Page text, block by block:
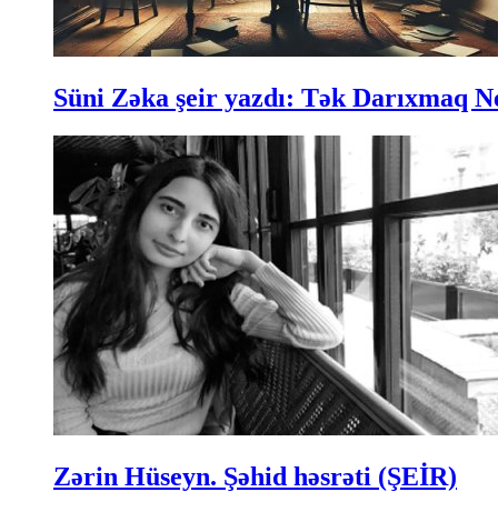
Süni Zəka şeir yazdı: Tək Darıxmaq
Zərin Hüseyn. Şəhid həsrəti (ŞEİR)